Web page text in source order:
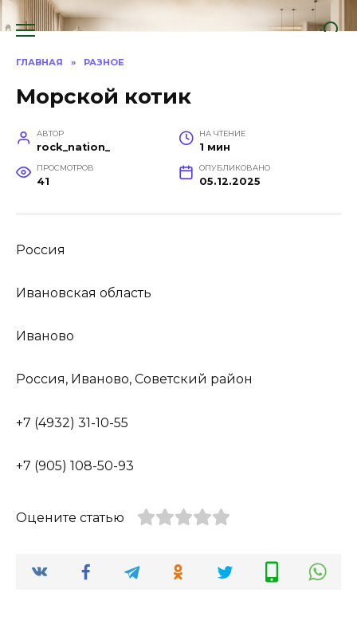
Перейти
к
ГЛАВНАЯ » РАЗНОЕ
Морской котик
АВТОР
rock_nation_
НА ЧТЕНИЕ
1 мин
ПРОСМОТРОВ
41
ОПУБЛИКОВАНО
05.12.2025
Россия
Ивановская область
Иваново
Россия, Иваново, Советский район
+7 (4932) 31-10-55
+7 (905) 108-50-93
Оцените статью